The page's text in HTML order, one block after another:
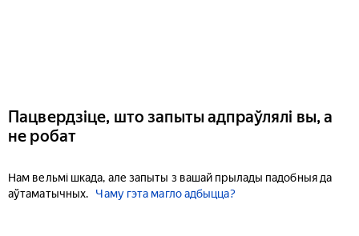
Пацвердзіце, што запыты адпраўлялі вы, а
не робат
Нам вельмі шкада, але запыты з вашай прылады падобныя да
аўтаматычных.
Чаму гэта магло адбыцца?